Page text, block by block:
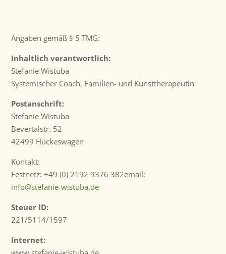
Angaben gemäß § 5 TMG:
Inhaltlich verantwortlich:
Stefanie Wistuba
Systemischer Coach, Familien- und Kunsttherapeutin
Postanschrift:
Stefanie Wistuba
Bevertalstr. 52
42499 Hückeswagen
Kontakt:
Festnetz: +49 (0) 2192 9376 382email:
info@stefanie-wistuba.de
Steuer ID:
221/5114/1597
Internet: